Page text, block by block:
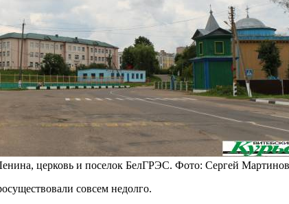
церковь и поселок БелГРЭС. Фото: Сергей
совсем недолго.